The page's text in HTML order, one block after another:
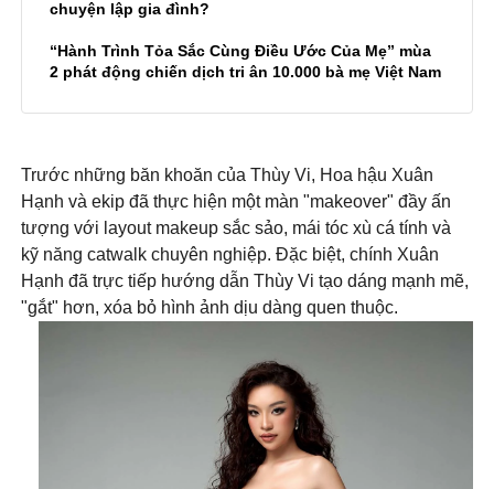
chuyện lập gia đình?
“Hành Trình Tỏa Sắc Cùng Điều Ước Của Mẹ” mùa
2 phát động chiến dịch tri ân 10.000 bà mẹ Việt Nam
Trước những băn khoăn của Thùy Vi, Hoa hậu Xuân
Hạnh và ekip đã thực hiện một màn "makeover" đầy ấn
tượng với layout makeup sắc sảo, mái tóc xù cá tính và
kỹ năng catwalk chuyên nghiệp. Đặc biệt, chính Xuân
Hạnh đã trực tiếp hướng dẫn Thùy Vi tạo dáng mạnh mẽ,
"gắt" hơn, xóa bỏ hình ảnh dịu dàng quen thuộc.